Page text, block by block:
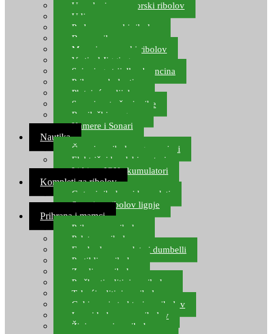
Upredenice za morski ribolov
Udice za more
Perle za morski ribolov
Brum prihrana za more
Mamci za morski ribolov
Vertical Jigging
Spinning strijelke, brancina
Pribor za bolentino
Plutajuća odijela
Sonari za traženje ribe
Ronilački program
Kamere i Sonari
Nautika
Čamci za ribolov, gumenjaci
Električni brodski motori
Lithium ION akumulatori
Kompleti za ribolov
Gotovi ribolovni kompleti
Setovi za ribolov lignje
Prihrana i mamci
Prihrana za ribolov
Pelete za ribolov
Feeder lovne pelete i dumbelli
Partikli za ribolov
Zemlja za ribolov
Praškasti aditivi za ribolov
Tekući aditivi za ribolov
Gel i sprej atraktori za ribolov
Lovni kukuruz za ribolov
Živi mamci za ribolov